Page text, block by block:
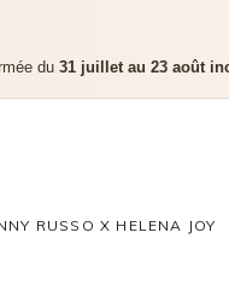
du 31 juillet au 23 août
RUSSO X HELENA JOY